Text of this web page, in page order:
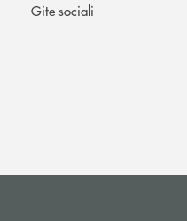
Gite sociali